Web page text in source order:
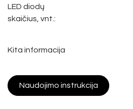
LED diodų
skaičius, vnt.:
Kita informacija
Naudojimo instrukcija